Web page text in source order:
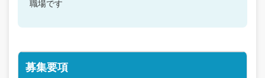
職場です
募集要項